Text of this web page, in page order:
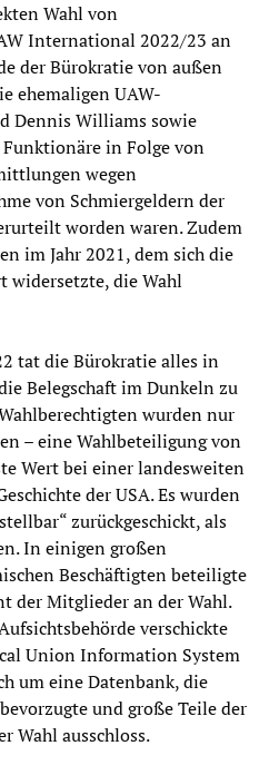
Wahl von
International 2022/23 an
der Bürokratie von außen
ehemaligen UAW-
Dennis Williams sowie
in Folge von
wegen
von Schmiergeldern der
worden waren. Zudem
im Jahr 2021, dem sich die
widersetzte, die Wahl
tat die Bürokratie alles in
Belegschaft im Dunkeln zu
wurden nur
– eine Wahlbeteiligung von
Wert bei einer landesweiten
der USA. Es wurden
zurückgeschickt, als
In einigen großen
Beschäftigten beteiligte
der Mitglieder an der Wahl.
verschickte
Union Information System
um eine Datenbank, die
und große Teile der
Wahl ausschloss.